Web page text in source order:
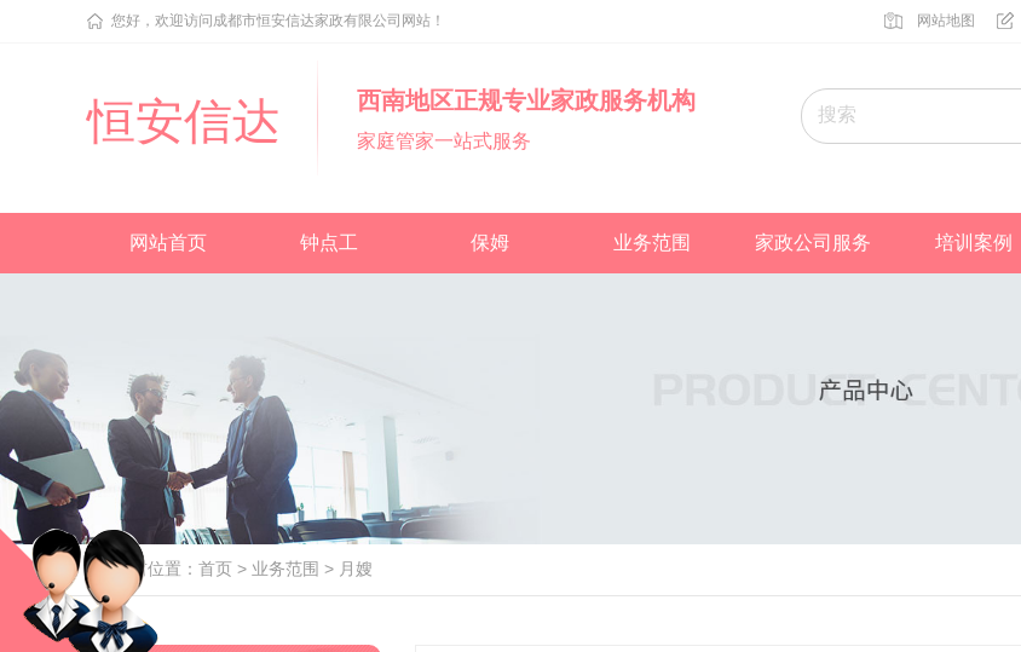
您好，欢迎访问成都市恒安信达家政有限公司网站！ 网站地图
恒安信达 西南地区正规专业家政服务机构
家庭管家一站式服务
网站首页 钟点工 保姆 业务范围 家政公司服务 培训案例
当前位置： 首页 > 业务范围 > 月嫂